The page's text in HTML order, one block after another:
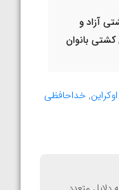
آزاد و
بانوان
, خداحافظی